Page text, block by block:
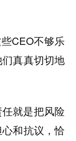
CEO不够乐
真真切切地
就是把风险
和抗议，恰